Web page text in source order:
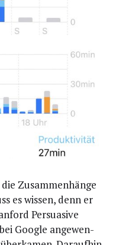
die Zusam­men­hän­ge
es wis­sen, denn er
Per­sua­si­ve
Goog­le ange­wen­